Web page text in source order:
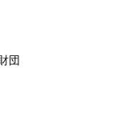
団